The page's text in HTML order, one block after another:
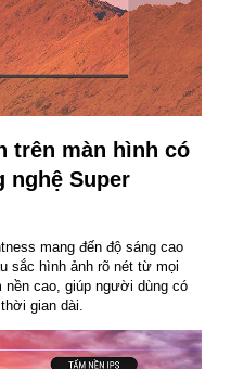
trên màn hình có
nghệ Super
mang đến độ sáng cao
sắc hình ảnh rõ nét từ mọi
nền cao, giúp người dùng có
gian dài.